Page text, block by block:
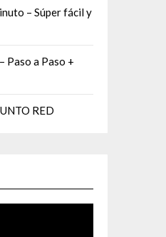
– Súper fácil y
Paso a Paso +
RED